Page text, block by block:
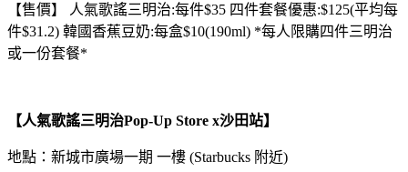
【售價】 人氣歌謠三明治:每件$35 四件套餐優惠:$125(平均每
件$31.2) 韓國香蕉豆奶:每盒$10(190ml) *每人限購四件三明治
或一份套餐*
【人氣歌謠三明治Pop-Up Store x沙田站】
地點：新城市廣場一期 一樓 (Starbucks 附近)